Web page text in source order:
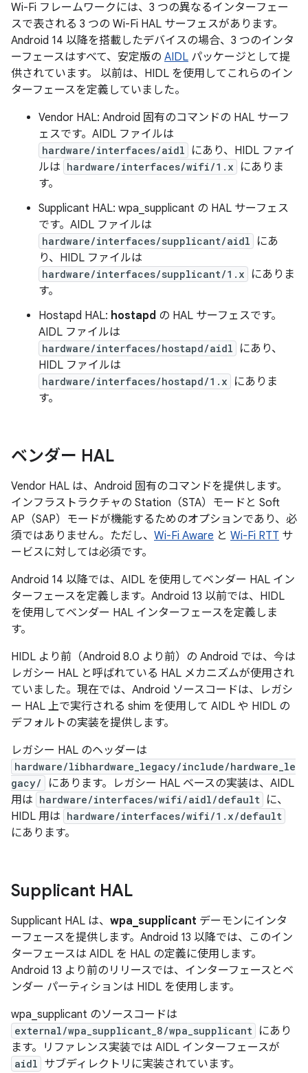
Wi-Fi フレームワークには、3 つの異なるインターフェー
スで表される 3 つの Wi-Fi HAL サーフェスがあります。
Android 14 以降を搭載したデバイスの場合、3 つのインタ
ーフェースはすべて、安定版の AIDL パッケージとして提
供されています。 以前は、HIDL を使用してこれらのイン
ターフェースを定義していました。
Vendor HAL: Android 固有のコマンドの HAL サーフ
ェスです。AIDL ファイルは
hardware/interfaces/aidl
にあり、HIDL ファイ
ルは hardware/interfaces/wifi/1.x
にありま
す。
Supplicant HAL: wpa_supplicant の HAL サーフェス
です。AIDL ファイルは
hardware/interfaces/supplicant/aidl
にあ
り、HIDL ファイルは
hardware/interfaces/supplicant/1.x
にありま
す。
Hostapd HAL: hostapd の HAL サーフェスです。
AIDL ファイルは
hardware/interfaces/hostapd/aidl
にあり、
HIDL ファイルは
hardware/interfaces/hostapd/1.x
にありま
す。
ベンダー HAL
Vendor HAL は、Android 固有のコマンドを提供します。
インフラストラクチャの Station（STA）モードと Soft
AP（SAP）モードが機能するためのオプションであり、必
須ではありません。ただし、 Wi-Fi Aware と Wi-Fi RTT サ
ービスに対しては必須です。
Android 14 以降では、AIDL を使用してベンダー HAL イン
ターフェースを定義します。Android 13 以前では、HIDL
を使用してベンダー HAL インターフェースを定義しま
す。
HIDL より前（Android 8.0 より前）の Android では、今は
レガシー HAL と呼ばれている HAL メカニズムが使用され
ていました。 現在では、Android ソースコードは、レガシ
ー HAL 上で実行される shim を使用して AIDL や HIDL の
デフォルトの実装を提供します。
レガシー HAL のヘッダーは
hardware/libhardware_legacy/include/hardware_le
gacy/
にあります。レガシー HAL ベースの実装は、AIDL
用は hardware/interfaces/wifi/aidl/default に、
HIDL 用は hardware/interfaces/wifi/1.x/default
にあります。
Supplicant HAL
Supplicant HAL は、 wpa_supplicant デーモンにインタ
ーフェースを提供します。Android 13 以降では、このイン
ターフェースは AIDL を HAL の定義に使用します。
Android 13 より前のリリースでは、インターフェースとベ
ンダー パーティションは HIDL を使用します。
wpa_supplicant のソースコードは
external/wpa_supplicant_8/wpa_supplicant にあり
ます。リファレンス実装では AIDL インターフェースが
aidl サブディレクトリに実装されています。